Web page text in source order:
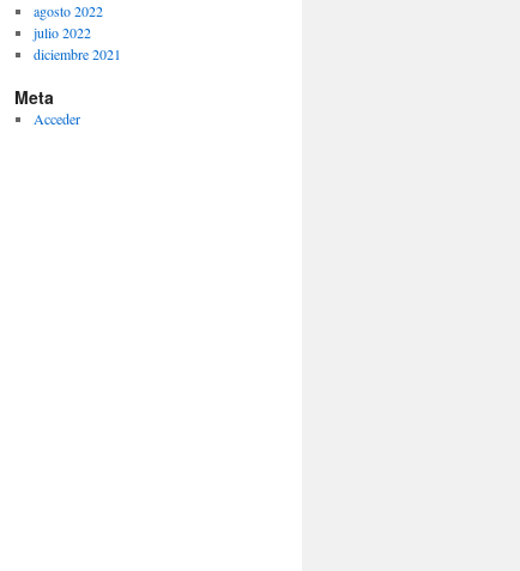
agosto 2022
julio 2022
diciembre 2021
Meta
Acceder